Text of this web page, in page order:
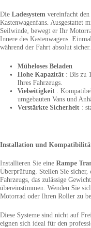
Die Ladesystem vereinfacht
Kastenwagenfans. Ausgestattet
Seilwinde, bewegt er Ihr
Innere des Kastenwagens.
während der Fahrt absolut sicher.
Müheloses Beladen
Hohe Kapazität : Bis zu
Ihres Fahrzeugs.
Vielseitigkeit :
umgebauten Vans und
Verstärkte Sicherheit :
Installation und
Installieren Sie eine Rampe
Überprüfung. Stellen Sie sicher,
Fahrzeugs, das zulässige
übereinstimmen. Wenden Sie
Motorrad oder Ihren Roller zu
Diese Systeme sind nicht auf
eignen sich ideal für den